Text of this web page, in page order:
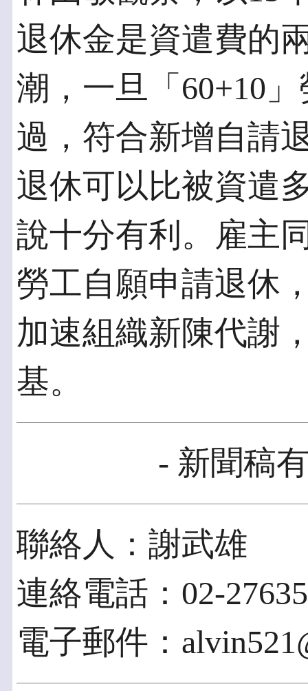
退休金是資遣費的
潮，一旦「60+10
過，符合新增自請
退休可以比被資遣
說十分有利。雇主
勞工自願申請退休
加速組織新陳代謝
基。
- 新聞稿
聯絡人：謝武雄
連絡電話：02-
電子郵件：